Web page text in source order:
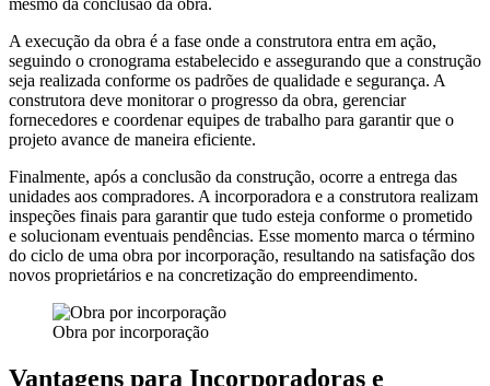
mesmo da conclusão da obra.
A execução da obra é a fase onde a construtora entra em ação,
seguindo o cronograma estabelecido e assegurando que a construção
seja realizada conforme os padrões de qualidade e segurança. A
construtora deve monitorar o progresso da obra, gerenciar
fornecedores e coordenar equipes de trabalho para garantir que o
projeto avance de maneira eficiente.
Finalmente, após a conclusão da construção, ocorre a entrega das
unidades aos compradores. A incorporadora e a construtora realizam
inspeções finais para garantir que tudo esteja conforme o prometido
e solucionam eventuais pendências. Esse momento marca o término
do ciclo de uma obra por incorporação, resultando na satisfação dos
novos proprietários e na concretização do empreendimento.
Obra por incorporação
Vantagens para Incorporadoras e